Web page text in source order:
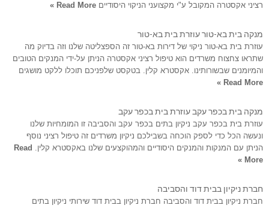
רציני אקסטרה המקובל ע"י מקצועני הניקוי היסודיים Read More »
מנקה בית בא-טור עוזרת בית בא-טור
עוזרת בית בא-טור ניקוי של דירות בא-טור זה הספצליטה שלנו וזה בדיוק מה
שתראו צחצוח משרדים הוא טיפול רציני אקסטרה הניתן על-ידי המנקים הטובים
והמיומנים שבשורותינו. אקסטרא קלין. בטקסט שלפניכם תוכלו ללקט מושגים
Read More »
מנקה בית בכפר עקב עוזרת בית בכפר עקב
עוזרת בית בכפר עקב ניקיון בתים בכפר עקב והסביבה זו המומחיות שלנו
ונעשה הכל כדי לספק הוכחה בשבילכם ניקיון משרדים זה טיפול רציני נוסף
הניתן עם המנקות והמנקים היסודיים והמהוקצעים שלנו באקסטרא קלין. Read
More »
חברת ניקיון בבית דוד והסביבה
חברת ניקיון בבית דוד והסביבה חברת ניקיון בבית דוד שירותי ניקיון בתים